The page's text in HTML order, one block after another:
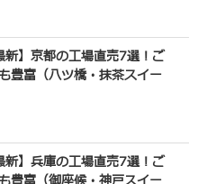
新】京都の工場直売7選！ご
豊富（八ツ橋・抹茶スイー
新】兵庫の工場直売7選！ご